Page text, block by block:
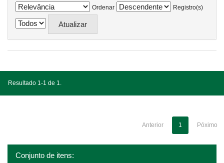
Ordenar
Registro(s)
Resultado 1-1 de 1.
Anterior 1 Póximo
Conjunto de itens: